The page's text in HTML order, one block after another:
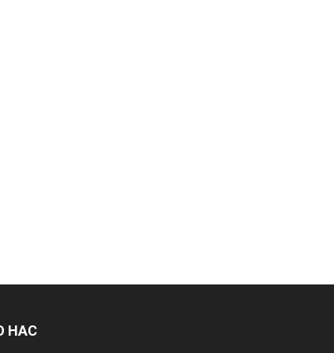
НАС